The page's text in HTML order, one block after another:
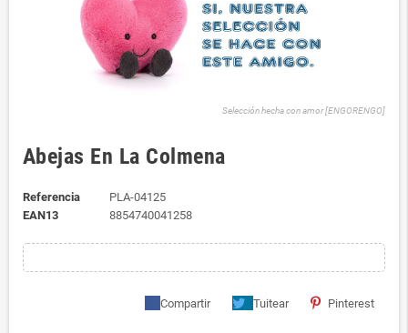
Selección hecha con amor [ENGORENGO]
Abejas En La Colmena
Referencia
PLA-04125
EAN13
8854740041258
Compartir Tuitear Pinterest